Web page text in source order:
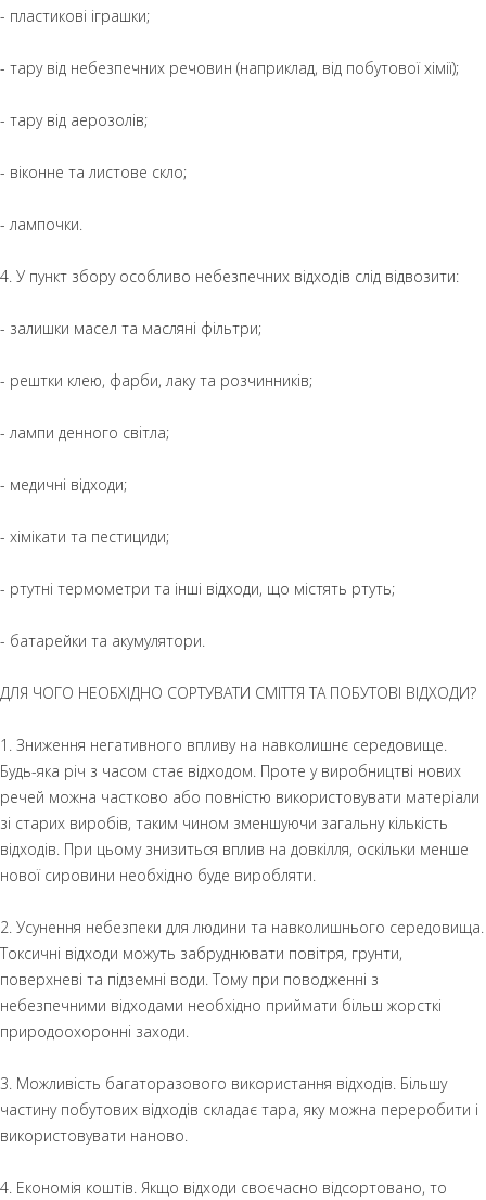
- пластикові іграшки;
- тару від небезпечних речовин (наприклад, від побутової хімії);
- тару від аерозолів;
- віконне та листове скло;
- лампочки.
4. У пункт збору особливо небезпечних відходів слід відвозити:
- залишки масел та масляні фільтри;
- рештки клею, фарби, лаку та розчинників;
- лампи денного світла;
- медичні відходи;
- хімікати та пестициди;
- ртутні термометри та інші відходи, що містять ртуть;
- батарейки та акумулятори.
ДЛЯ ЧОГО НЕОБХІДНО СОРТУВАТИ СМІТТЯ ТА ПОБУТОВІ ВІДХОДИ?
1. Зниження негативного впливу на навколишнє середовище.
Будь-яка річ з часом стає відходом. Проте у виробництві нових
речей можна частково або повністю використовувати матеріали
зі старих виробів, таким чином зменшуючи загальну кількість
відходів. При цьому знизиться вплив на довкілля, оскільки менше
нової сировини необхідно буде виробляти.
2. Усунення небезпеки для людини та навколишнього середовища.
Токсичні відходи можуть забруднювати повітря, грунти,
поверхневі та підземні води. Тому при поводженні з
небезпечними відходами необхідно приймати більш жорсткі
природоохоронні заходи.
3. Можливість багаторазового використання відходів. Більшу
частину побутових відходів складає тара, яку можна переробити і
використовувати наново.
4. Економія коштів. Якщо відходи своєчасно відсортовано, то